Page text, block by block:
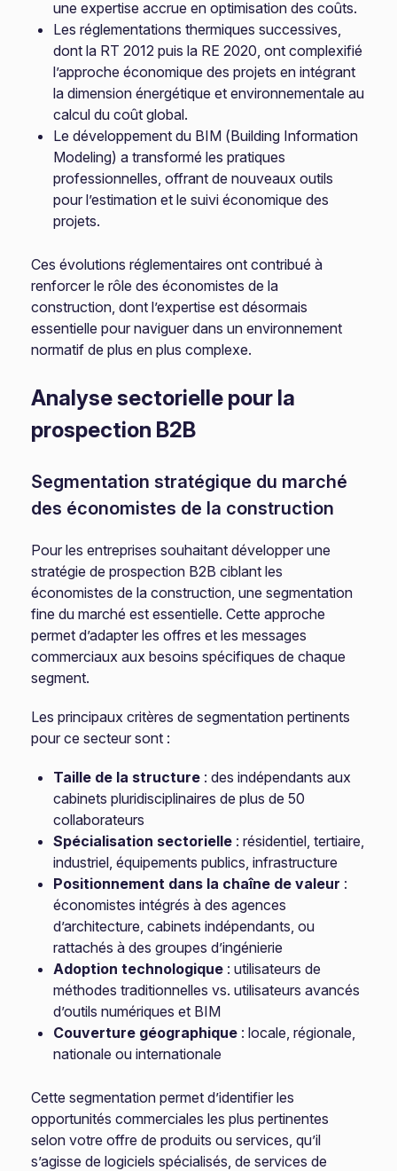
une expertise accrue en optimisation des coûts.
Les réglementations thermiques successives,
dont la RT 2012 puis la RE 2020, ont complexifié
l’approche économique des projets en intégrant
la dimension énergétique et environnementale au
calcul du coût global.
Le développement du BIM (Building Information
Modeling) a transformé les pratiques
professionnelles, offrant de nouveaux outils
pour l’estimation et le suivi économique des
projets.
Ces évolutions réglementaires ont contribué à
renforcer le rôle des économistes de la
construction, dont l’expertise est désormais
essentielle pour naviguer dans un environnement
normatif de plus en plus complexe.
Analyse sectorielle pour la
prospection B2B
Segmentation stratégique du marché
des économistes de la construction
Pour les entreprises souhaitant développer une
stratégie de prospection B2B ciblant les
économistes de la construction, une segmentation
fine du marché est essentielle. Cette approche
permet d’adapter les offres et les messages
commerciaux aux besoins spécifiques de chaque
segment.
Les principaux critères de segmentation pertinents
pour ce secteur sont :
Taille de la structure : des indépendants aux
cabinets pluridisciplinaires de plus de 50
collaborateurs
Spécialisation sectorielle : résidentiel, tertiaire,
industriel, équipements publics, infrastructure
Positionnement dans la chaîne de valeur :
économistes intégrés à des agences
d’architecture, cabinets indépendants, ou
rattachés à des groupes d’ingénierie
Adoption technologique : utilisateurs de
méthodes traditionnelles vs. utilisateurs avancés
d’outils numériques et BIM
Couverture géographique : locale, régionale,
nationale ou internationale
Cette segmentation permet d’identifier les
opportunités commerciales les plus pertinentes
selon votre offre de produits ou services, qu’il
s’agisse de logiciels spécialisés, de services de